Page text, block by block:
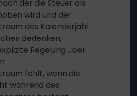
der die Steuer als
wird und der
das Kalenderjahr
Bedenken,
Regelung über
fehlt, wenn die
während des